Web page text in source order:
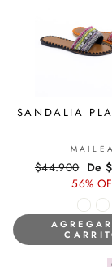
SANDALIA
MAILEA
Precio
habitual
$44.900
de
oferta
De
56%